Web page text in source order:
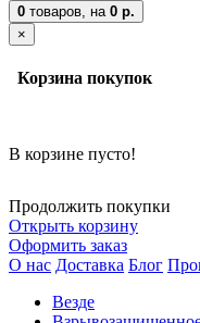
0 товаров, на 0 р.
×
Корзина покупок
В корзине пусто!
Продолжить покупки
Открыть корзину
Оформить заказ
О нас Доставка Блог
Везде